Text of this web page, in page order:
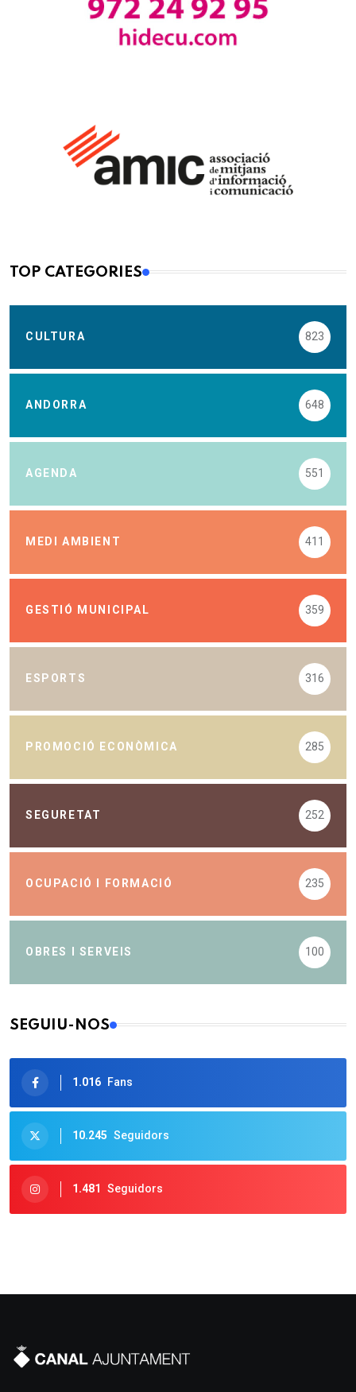
TOP CATEGORIES
CULTURA 823
ANDORRA 648
AGENDA 551
MEDI AMBIENT 411
GESTIÓ MUNICIPAL 359
ESPORTS 316
PROMOCIÓ ECONÒMICA 285
SEGURETAT 252
OCUPACIÓ I FORMACIÓ 235
OBRES I SERVEIS 100
SEGUIU-NOS
1.016 Fans
10.245 Seguidors
1.481 Seguidors